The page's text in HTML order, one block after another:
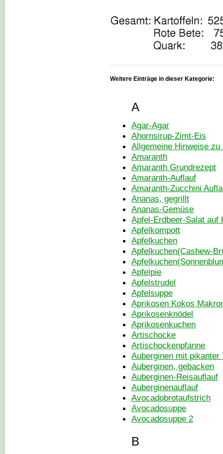
Weitere Einträge in dieser Kategorie:
A
Agar-Agar
Ahornsirup-Zimt-Eis
Allgemeine Hinweise zu
Amaranth
Amaranth Grundrezept
Amaranth-Auflauf
Amaranth-Zucchini
Ananas, gegrillt
Ananas-Gemüse
Apfel-Erdbeer-Salat auf
Apfelkompott
Apfelkuchen
Apfelkuchen(Cashew-
Apfelpie
Apfelstrudel
Apfelsuppe
Aprikosen Kokos
Aprikosenknödel
Aprikosenkuchen
Artischocke
Artischockenpfanne
Auberginen mit pikanter
Auberginen, gebacken
Auberginen-Reisauflauf
Auberginenauflauf
Avocadobrotaufstrich
Avocadosuppe
Avocadosuppe 2
B